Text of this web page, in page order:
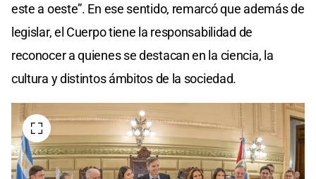
este a oeste”. En ese sentido, remarcó que además de
legislar, el Cuerpo tiene la responsabilidad de
reconocer a quienes se destacan en la ciencia, la
cultura y distintos ámbitos de la sociedad.